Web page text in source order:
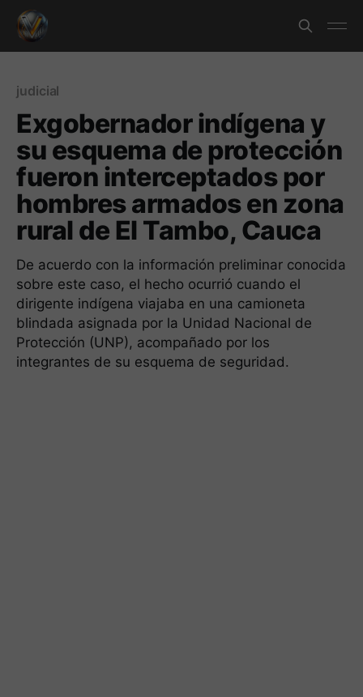
judicial
Exgobernador indígena y
su esquema de protección
fueron interceptados por
hombres armados en zona
rural de El Tambo, Cauca
De acuerdo con la información preliminar conocida
sobre este caso, el hecho ocurrió cuando el
dirigente indígena viajaba en una camioneta
blindada asignada por la Unidad Nacional de
Protección (UNP), acompañado por los
integrantes de su esquema de seguridad.